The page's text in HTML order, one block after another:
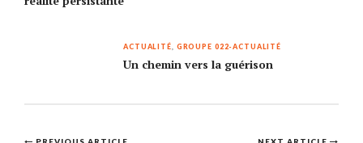
ACTUALITÉ GROUPE 022-ACTUALITÉ
Un chemin vers la guérison